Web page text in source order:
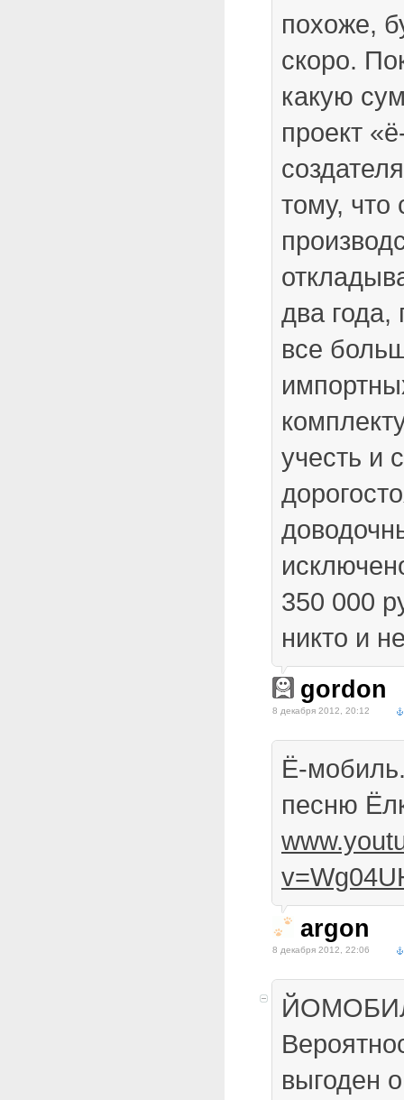
похоже,
скоро.
какую
проект
тому, что
два года,
все
учесть и
350 000
никто и
gordon
8 декабря 2012, 20:12
Ё-
песню
argon
8 декабря 2012, 22:06
выгоден